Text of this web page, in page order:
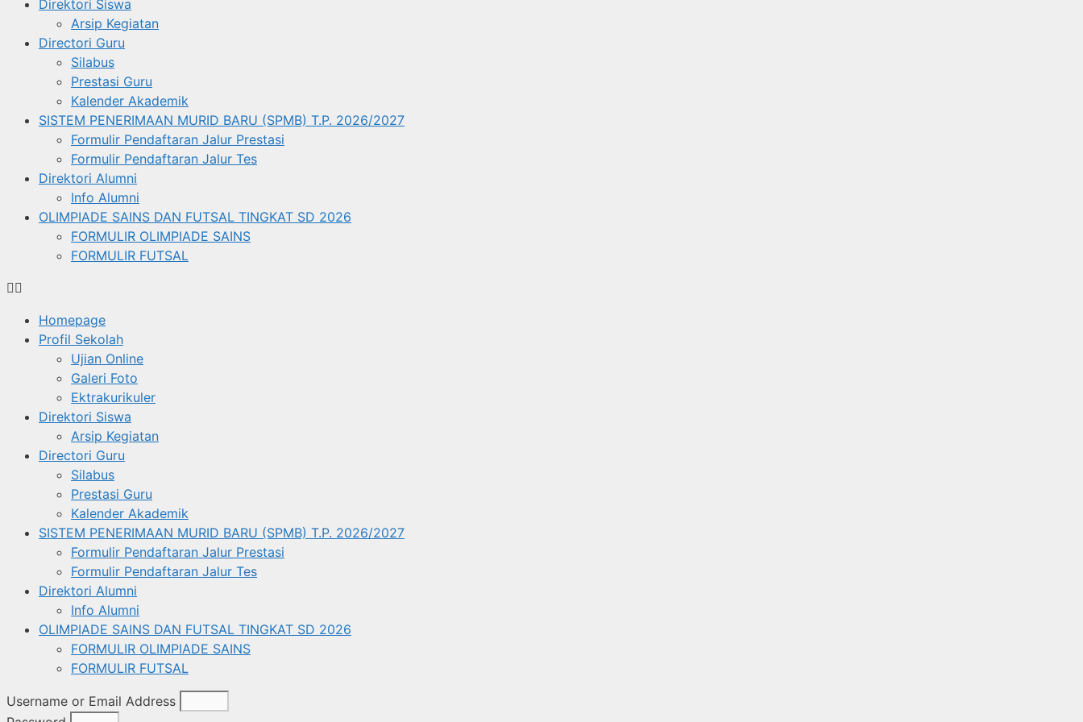
Direktori Siswa
Arsip Kegiatan
Directori Guru
Silabus
Prestasi Guru
Kalender Akademik
SISTEM PENERIMAAN MURID BARU (SPMB) T.P. 2026/2027
Formulir Pendaftaran Jalur Prestasi
Formulir Pendaftaran Jalur Tes
Direktori Alumni
Info Alumni
OLIMPIADE SAINS DAN FUTSAL TINGKAT SD 2026
FORMULIR OLIMPIADE SAINS
FORMULIR FUTSAL
Homepage
Profil Sekolah
Ujian Online
Galeri Foto
Ektrakurikuler
Direktori Siswa
Arsip Kegiatan
Directori Guru
Silabus
Prestasi Guru
Kalender Akademik
SISTEM PENERIMAAN MURID BARU (SPMB) T.P. 2026/2027
Formulir Pendaftaran Jalur Prestasi
Formulir Pendaftaran Jalur Tes
Direktori Alumni
Info Alumni
OLIMPIADE SAINS DAN FUTSAL TINGKAT SD 2026
FORMULIR OLIMPIADE SAINS
FORMULIR FUTSAL
Username or Email Address